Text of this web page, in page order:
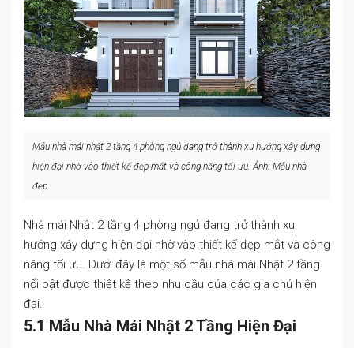
Mẫu nhà mái nhật 2 tầng 4 phòng ngủ đang trở thành xu hướng xây dựng
hiện đại nhờ vào thiết kế đẹp mắt và công năng tối ưu Ảnh: Mẫu nhà
đẹp
Nhà mái Nhật 2 tầng 4 phòng ngủ đang trở thành xu
hướng xây dựng hiện đại nhờ vào thiết kế đẹp mắt và công
năng tối ưu. Dưới đây là một số mẫu nhà mái Nhật 2 tầng
nổi bật được thiết kế theo nhu cầu của các gia chủ hiện
đại.
5.1 Mẫu Nhà Mái Nhật 2 Tầng Hiện Đại